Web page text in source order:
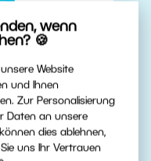
wenn
🍪
Website
und Ihnen
Zur Personalisierung
Daten an unsere
dies ablehnen,
uns Ihr Vertrauen